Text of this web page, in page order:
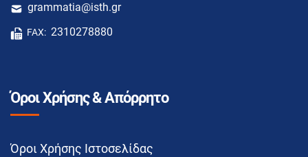
grammatia@isth.gr
FAX: 2310278880
Όροι Χρήσης & Απόρρητο
Όροι Χρήσης Ιστοσελίδας